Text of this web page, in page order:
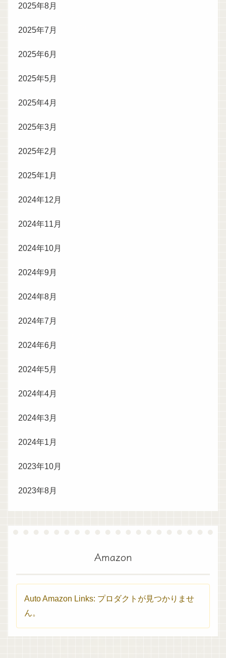
2025年8月
2025年7月
2025年6月
2025年5月
2025年4月
2025年3月
2025年2月
2025年1月
2024年12月
2024年11月
2024年10月
2024年9月
2024年8月
2024年7月
2024年6月
2024年5月
2024年4月
2024年3月
2024年1月
2023年10月
2023年8月
Amazon
Auto Amazon Links: プロダクトが見つかりませ
ん。